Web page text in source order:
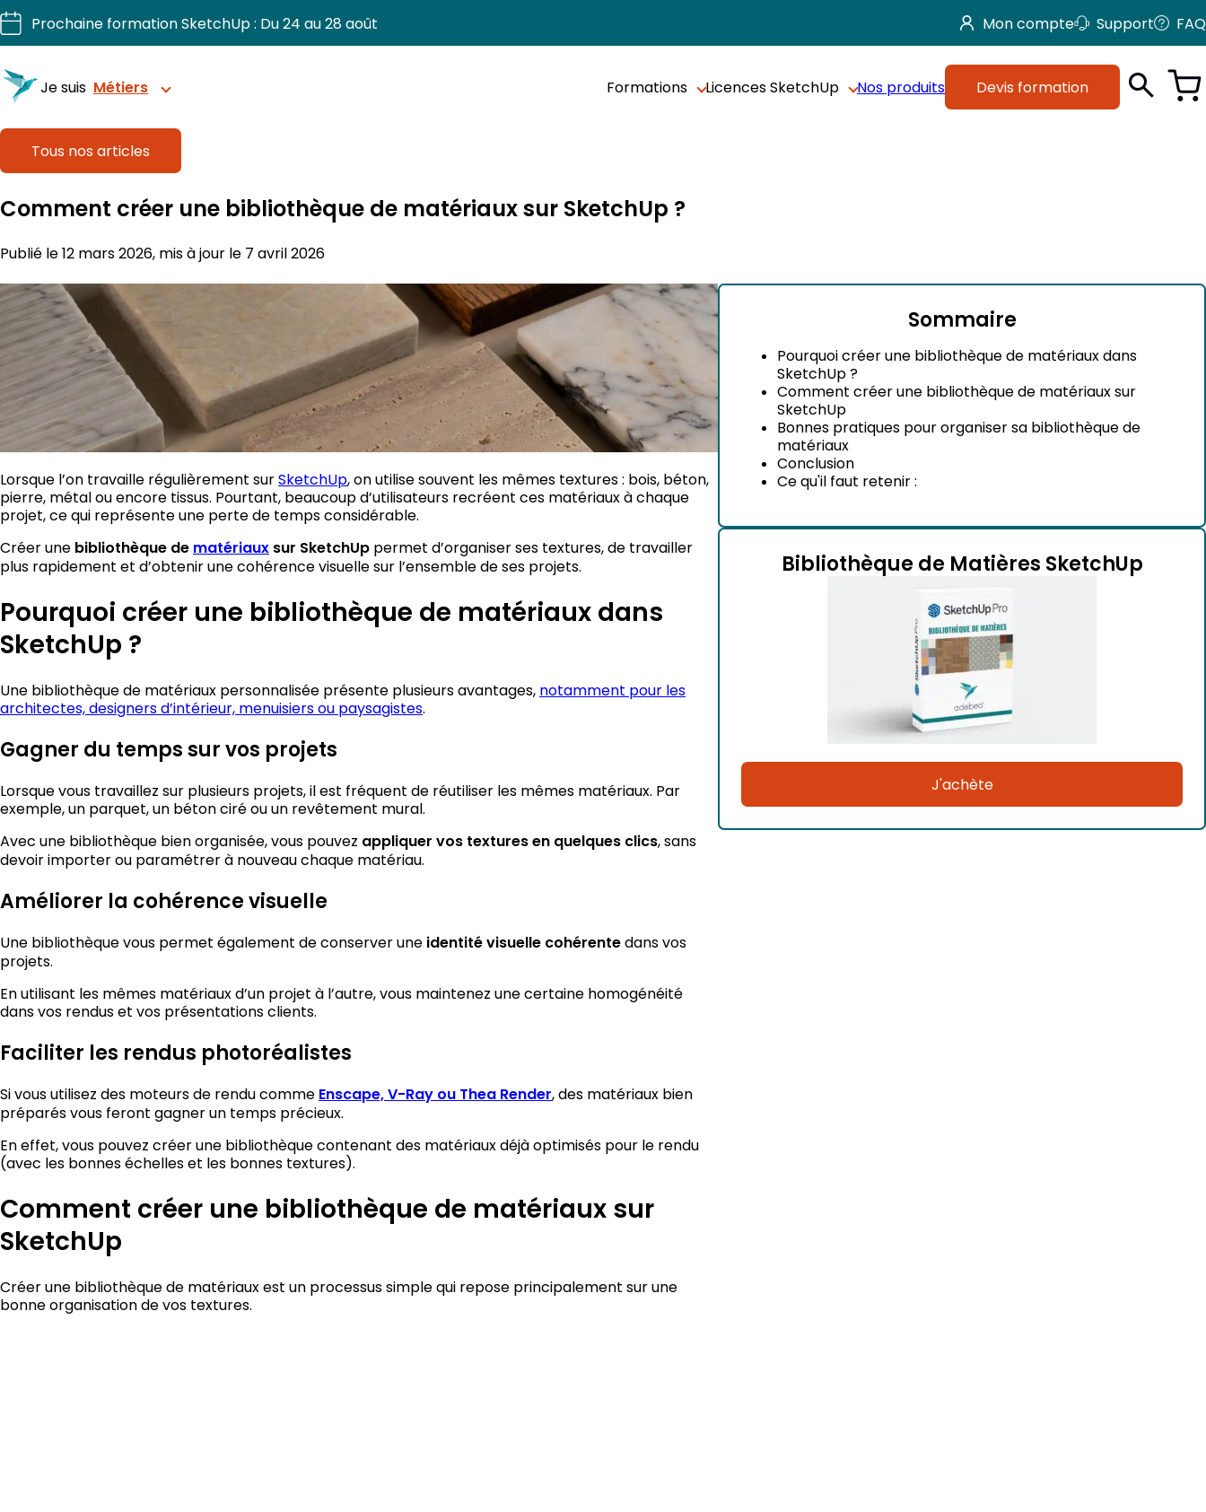
Aller
au
contenu
Prochaine formation SketchUp : Du 24 au 28 août Mon compte Support FAQ
Je suis Métiers
Visualisez et organisez vos extérieurs.
Pilotez vos chantiers 3D en confiance
Formations Licences SketchUp Nos produits Devis formation
Tous nos articles
Comment créer une bibliothèque de matériaux sur SketchUp ?
Publié le 12 mars 2026, mis à jour le 7 avril 2026
Lorsque l’on travaille régulièrement sur SketchUp, on utilise souvent les mêmes textures : bois, béton,
pierre, métal ou encore tissus. Pourtant, beaucoup d’utilisateurs recréent ces matériaux à chaque
projet, ce qui représente une perte de temps considérable.
Créer une bibliothèque de matériaux sur SketchUp permet d’organiser ses textures, de travailler
plus rapidement et d’obtenir une cohérence visuelle sur l’ensemble de ses projets.
Pourquoi créer une bibliothèque de matériaux dans
SketchUp ?
Une bibliothèque de matériaux personnalisée présente plusieurs avantages, notamment pour les
architectes, designers d’intérieur, menuisiers ou paysagistes.
Gagner du temps sur vos projets
Lorsque vous travaillez sur plusieurs projets, il est fréquent de réutiliser les mêmes matériaux. Par
exemple, un parquet, un béton ciré ou un revêtement mural.
Avec une bibliothèque bien organisée, vous pouvez appliquer vos textures en quelques clics, sans
devoir importer ou paramétrer à nouveau chaque matériau.
Améliorer la cohérence visuelle
Une bibliothèque vous permet également de conserver une identité visuelle cohérente dans vos
projets.
En utilisant les mêmes matériaux d’un projet à l’autre, vous maintenez une certaine homogénéité
dans vos rendus et vos présentations clients.
Faciliter les rendus photoréalistes
Si vous utilisez des moteurs de rendu comme Enscape, V-Ray ou Thea Render, des matériaux bien
préparés vous feront gagner un temps précieux.
En effet, vous pouvez créer une bibliothèque contenant des matériaux déjà optimisés pour le rendu
(avec les bonnes échelles et les bonnes textures).
Comment créer une bibliothèque de matériaux sur
SketchUp
Créer une bibliothèque de matériaux est un processus simple qui repose principalement sur une
bonne organisation de vos textures.
Sommaire
Pourquoi créer une bibliothèque de matériaux dans
SketchUp ?
Comment créer une bibliothèque de matériaux sur
SketchUp
Bonnes pratiques pour organiser sa bibliothèque de
matériaux
Conclusion
Ce qu'il faut retenir :
Bibliothèque de Matières SketchUp
J'achète